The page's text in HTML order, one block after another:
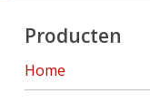
Producten
Home